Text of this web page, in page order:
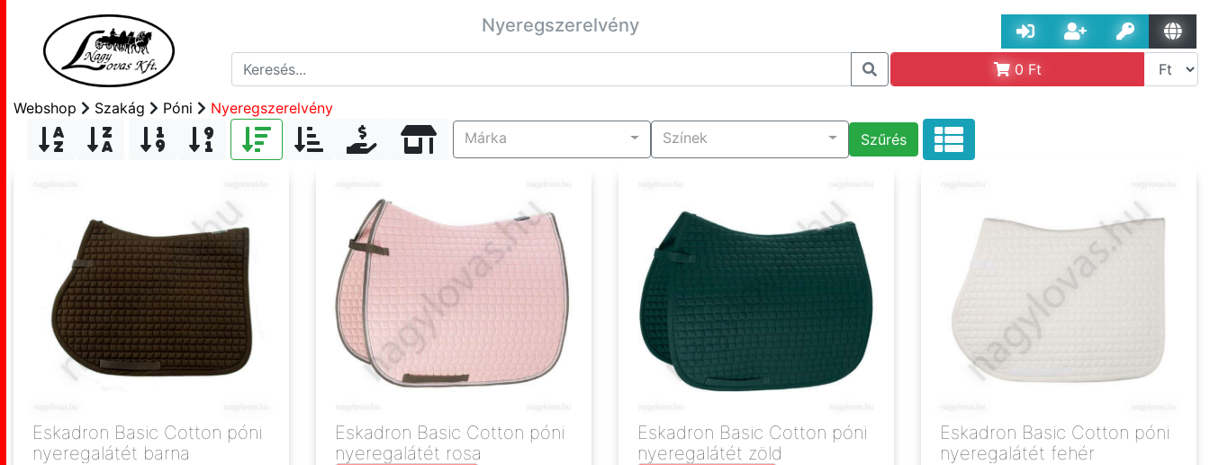
Nyeregszerelvény
0 Ft
Webshop Szakág Póni
Nyeregszerelvény
Márka
Színek Szűrés
Eskadron Basic Cotton póni
nyeregalátét barna
Eskadron Basic Cotton póni
nyeregalátét rosa
Eskadron Basic Cotton póni
nyeregalátét zöld
Eskadron Basic Cotton póni
nyeregalátét fehér